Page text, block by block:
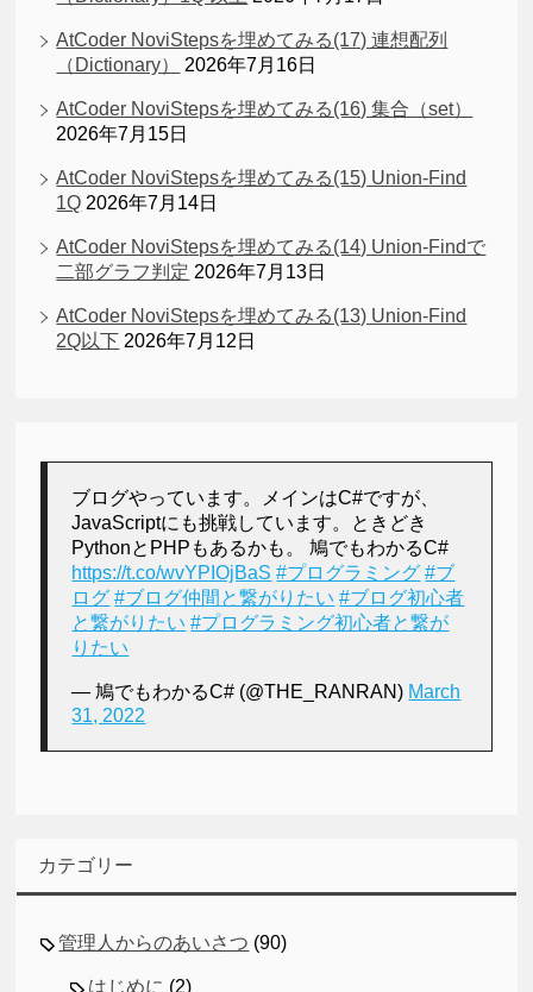
AtCoder NoviStepsを埋めてみる(17) 連想配列
（Dictionary）
2026年7月16日
AtCoder NoviStepsを埋めてみる(16) 集合（set）
2026年7月15日
AtCoder NoviStepsを埋めてみる(15) Union-Find
1Q 2026年7月14日
AtCoder NoviStepsを埋めてみる(14) Union-Findで
二部グラフ判定 2026年7月13日
AtCoder NoviStepsを埋めてみる(13) Union-Find
2Q以下 2026年7月12日
ブログやっています。メインはC#ですが、
JavaScriptにも挑戦しています。ときどき
PythonとPHPもあるかも。 鳩でもわかるC#
https://t.co/wvYPIOjBaS #プログラミング #ブ
ログ #ブログ仲間と繋がりたい #ブログ初心者
と繋がりたい #プログラミング初心者と繋が
りたい
— 鳩でもわかるC# (@THE_RANRAN) March
31, 2022
カテゴリー
管理人からのあいさつ (90)
はじめに (2)